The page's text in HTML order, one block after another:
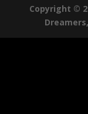
Copyright ©